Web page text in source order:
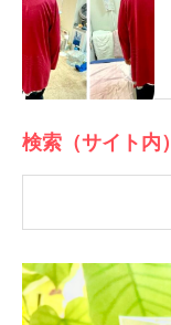
検索（サイト内）